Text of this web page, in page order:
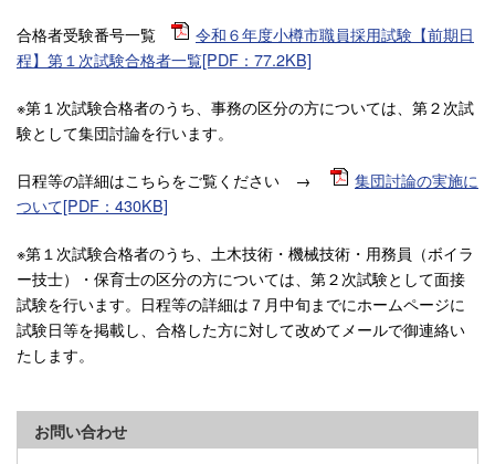
合格者受験番号一覧
令和６年度小樽市職員採用試験【前期日
程】第１次試験合格者一覧[PDF：77.2KB]
※第１次試験合格者のうち、事務の区分の方については、第２次試
験として集団討論を行います。
日程等の詳細はこちらをご覧ください →
集団討論の実施に
ついて[PDF：430KB]
※第１次試験合格者のうち、土木技術・機械技術・用務員（ボイラ
ー技士）・保育士の区分の方については、第２次試験として面接
試験を行います。日程等の詳細は７月中旬までにホームページに
試験日等を掲載し、合格した方に対して改めてメールで御連絡い
たします。
お問い合わせ